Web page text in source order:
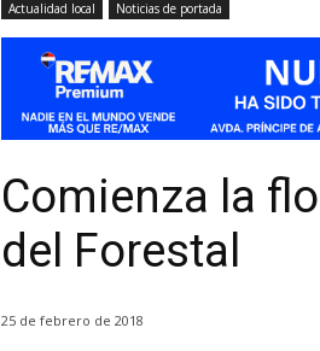
Actualidad local Noticias de portada
Comienza la
del Forestal
25 de febrero de 2018